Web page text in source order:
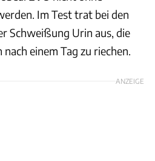
Im Test trat bei den
Schweißung Urin aus, die
einem Tag zu riechen.
ANZEIGE